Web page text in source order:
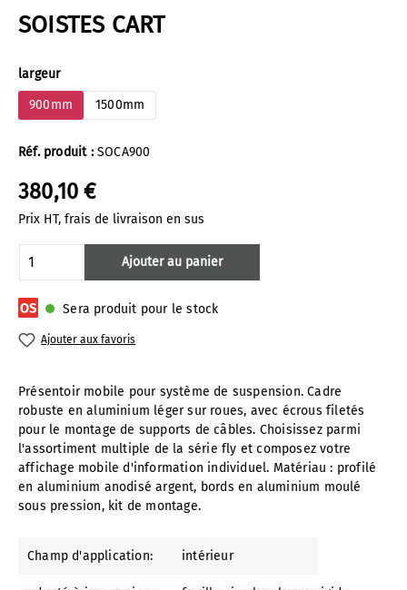
SOISTES CART
Réf. produit :SOCA900
380,10 €
Prix HT, frais de livraison en sus
uit
les
frais
de
livrai
son
sont
com
muni
e-
Sera produit pour le stock
Sélectionnez
largeur
900mm
1500mm
Quantité de produit : Entrez la quantité
Ajouter au panier
Ajouter aux favoris
Présentoir mobile pour système de suspension. Cadre
robuste en aluminium léger sur roues, avec écrous filetés
pour le montage de supports de câbles. Choisissez parmi
l'assortiment multiple de la série fly et composez votre
affichage mobile d'information individuel. Matériau : profilé
en aluminium anodisé argent, bords en aluminium moulé
sous pression, kit de montage.
Champ d'application: intérieur